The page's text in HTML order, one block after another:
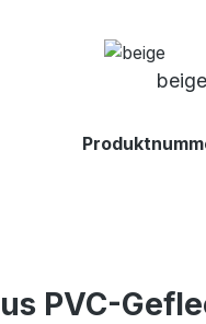
beige
PVC-